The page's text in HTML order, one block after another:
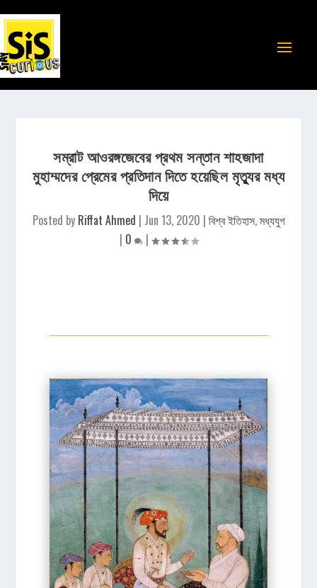
সম্রাট আওরঙ্গজেবের প্রথম সন্তান শাহজাদা
মুহাম্মদের প্রেমের প্রতিদান দিতে হয়েছিল মৃত্যুর মধ্য
দিয়ে
Posted by Riffat Ahmed | Jun 13, 2020 | বিশ্ব ইতিহাস,মধ্যযুগ
| 0 |